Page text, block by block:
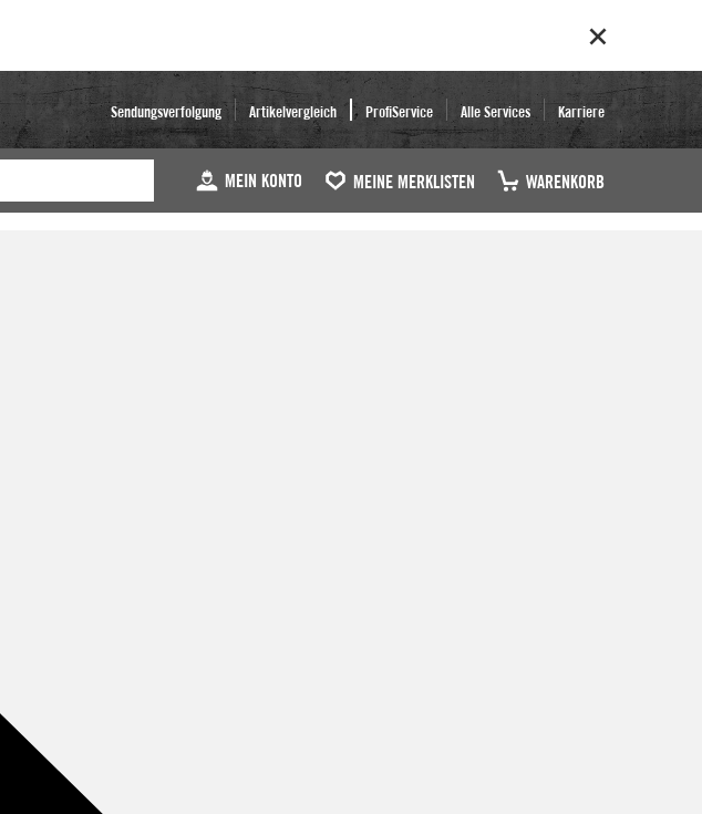
Sendungsverfolgung Artikelvergleich ProfiService Alle Services Karriere
MEIN KONTO MEINE MERKLISTEN WARENKORB